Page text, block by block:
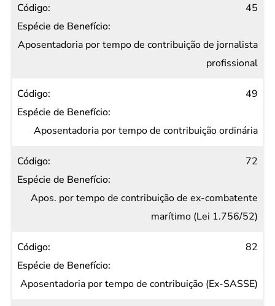
45
Aposentadoria por tempo de contribuição de jornalista
profissional
49
Aposentadoria por tempo de contribuição ordinária
72
Apos. por tempo de contribuição de ex-combatente
marítimo (Lei 1.756/52)
82
Aposentadoria por tempo de contribuição (Ex-SASSE)